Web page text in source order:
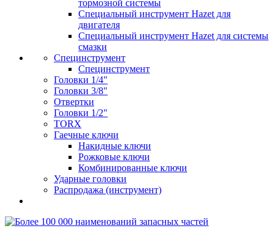
тормозной системы
Специальный инструмент Hazet для
двигателя
Специальный инструмент Hazet для системы
смазки
Специнструмент
Специнструмент
Головки 1/4"
Головки 3/8"
Отвертки
Головки 1/2"
TORX
Гаечные ключи
Накидные ключи
Рожковые ключи
Комбинированные ключи
Ударные головки
Распродажа (инструмент)